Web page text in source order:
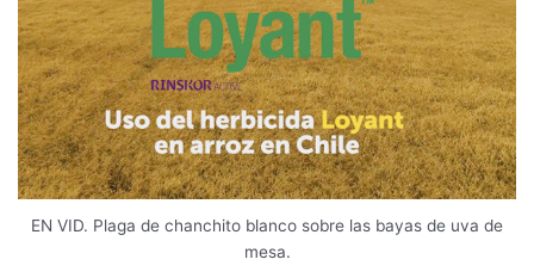
EN VID. Plaga de chanchito blanco sobre las bayas de uva de
mesa.